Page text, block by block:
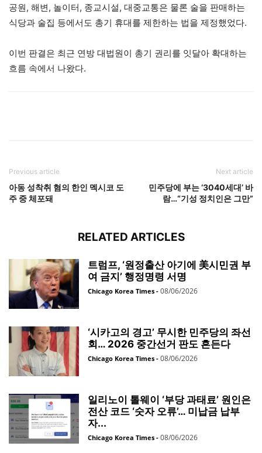
공원, 해변, 놀이터, 종교시설, 대중교통은 물론 술을 판매하는
식당과 술집 등에서도 총기 휴대를 제한하는 법을 제정했었다.
이번 판결은 최근 연방 대법원이 총기 권리를 잇달아 확대하는
흐름 속에서 나왔다.
Previous article
아동 성착취 혐의 한인 멕시코 도
주 중 체포돼
Next article
민주당에 부는 ‘3040세대’ 바
람…“기성 정치인은 그만”
RELATED ARTICLES
트럼프, ‘원정출산 아기에 美시민권 부
여 금지’ 행정명령 서명
Chicago Korea Times - 08/06/2026
‘시카고의 경고’ 무시한 민주당의 좌선
회… 2026 중간선거 판도 흔든다
Chicago Korea Times - 08/06/2026
일리노이 톨웨이 ‘부당 과태료’ 원인은
전산 코드 ‘숫자 오류’… 미납금 납부
자...
Chicago Korea Times - 08/06/2026